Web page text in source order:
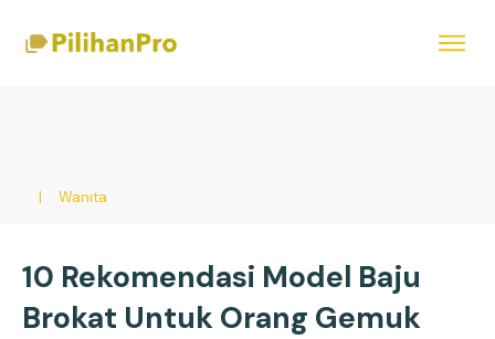
| Wanita
10 Rekomendasi Model Baju
Brokat Untuk Orang Gemuk